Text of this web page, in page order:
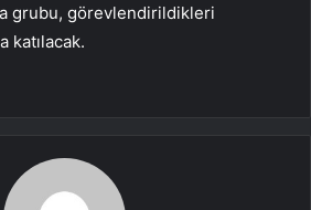
grubu, görevlendirildikleri
katılacak.